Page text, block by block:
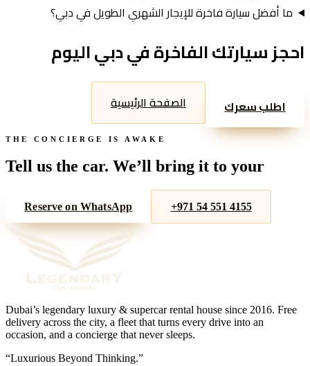
ما أفضل سيارة فاخرة للإيجار الشهري الطويل في دبي؟
احجز سيارتك الفاخرة في دبي اليوم
اطلب سعرك الصفحة الرئيسية
THE CONCIERGE IS AWAKE
Tell us the car. We’ll bring it to your
Reserve on WhatsApp +971 54 551 4155
Dubai’s legendary luxury & supercar rental house since 2016. Free
delivery across the city, a fleet that turns every drive into an
occasion, and a concierge that never sleeps.
“Luxurious Beyond Thinking.”